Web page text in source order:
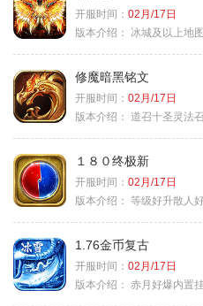
开服时间： 02月/17日
版本介绍：
冰城及以上地图
修魔暗黑铭文
开服时间： 02月/17日
版本介绍： 道召十圣灵法
１８０终极新
开服时间： 02月/17日
版本介绍： 等级好升散人
1.76金币复古
开服时间： 02月/17日
版本介绍： 赤月好爆内置